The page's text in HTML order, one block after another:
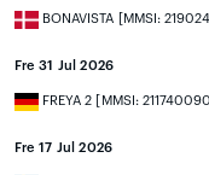
BONAVISTA [MMSI:
Fre 31 Jul 2026
FREYA 2 [MMSI: 211740090]
Fre 17 Jul 2026